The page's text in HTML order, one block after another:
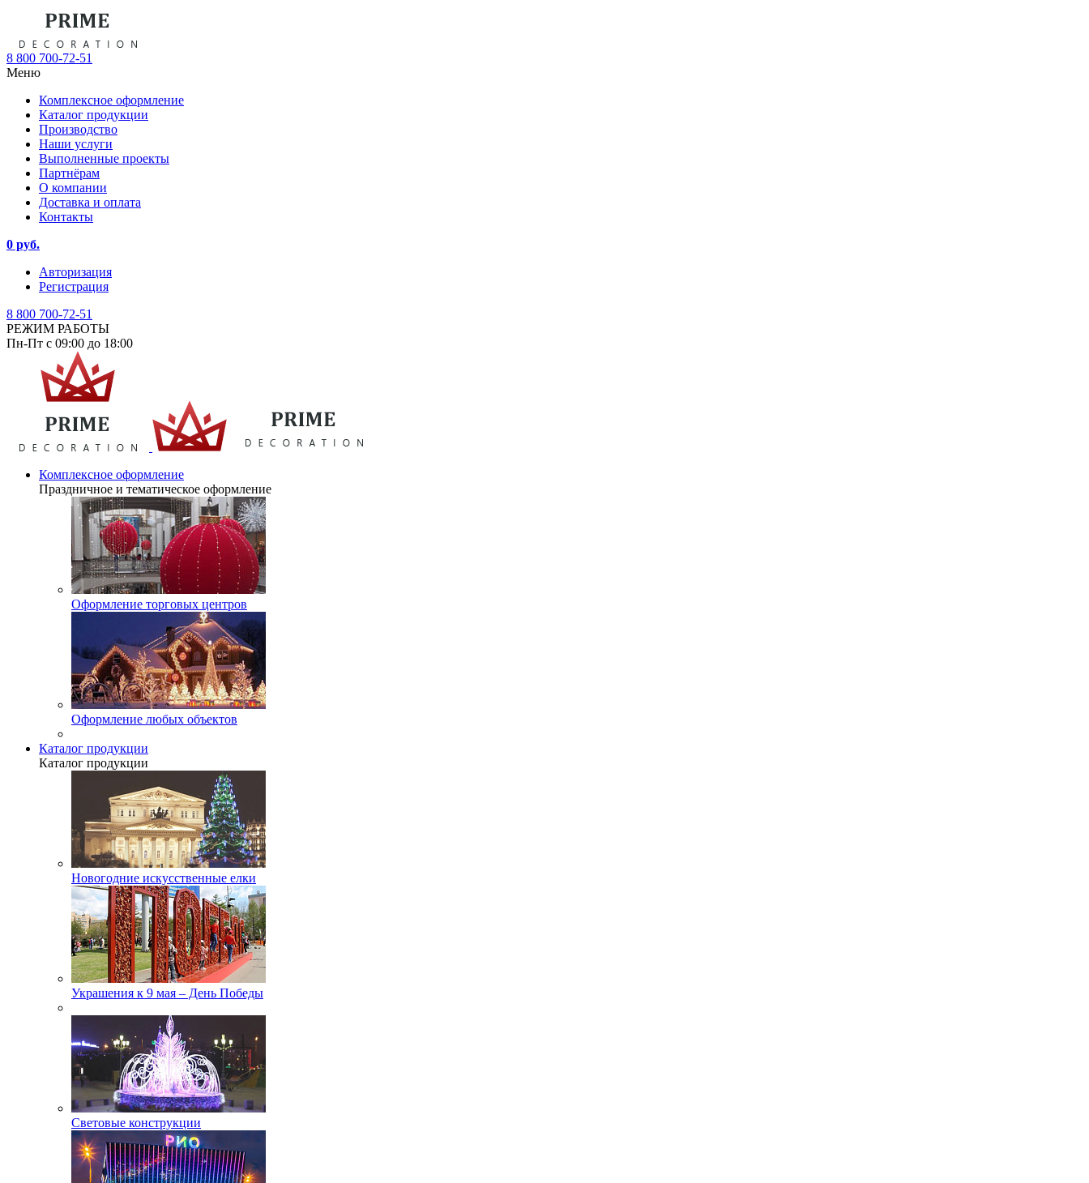
8 800 700-72-51
Меню
Комплексное оформление
Каталог продукции
Производство
Наши услуги
Выполненные проекты
Партнёрам
О компании
Доставка и оплата
Контакты
0 руб.
Авторизация
Регистрация
8 800 700-72-51
РЕЖИМ РАБОТЫ
Пн-Пт с 09:00 до 18:00
Комплексное оформление
Праздничное и тематическое оформление
Оформление торговых центров
Оформление любых объектов
Каталог продукции
Каталог продукции
Новогодние искусственные елки
Украшения к 9 мая – День Победы
Световые конструкции